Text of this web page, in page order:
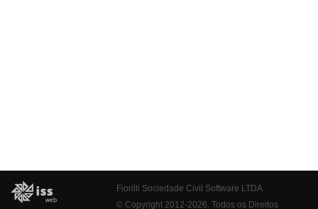
Fiorilli Sociedade Civil Software LTDA
© Copyright 2012-2026. Todos os Direitos